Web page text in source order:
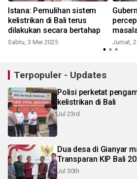
Istana: Pemulihan sistem
kelistrikan di Bali terus
dilakukan secara bertahap
Sabtu, 3 Mei 2025 Jumat,
Terpopuler - Updates
Polisi perketat
kelistrikan di Bali
Jul 23rd
Dua desa di Gianyar
Transparan KIP Bali
Jul 30th